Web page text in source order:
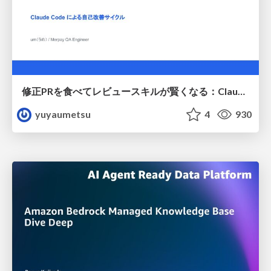
修正PRを食べてレビュースキルが賢くなる：Claude Codeによる自己改善サイクル
yuyaumetsu
4 930